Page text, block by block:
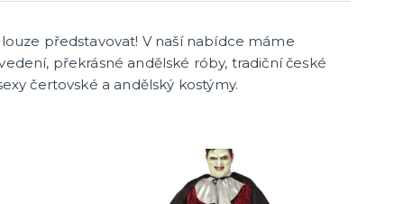
Barvy UV
Sety líčidel
Barvy na obličej
Tetování, rtěnky a umělé řasy
Kamínky a třpytky
další kategorie
představovat! V naší nabídce máme
překrásné andělské róby, tradiční české
čertovské a andělský kostýmy.